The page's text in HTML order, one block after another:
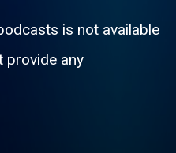
is not available
provide any